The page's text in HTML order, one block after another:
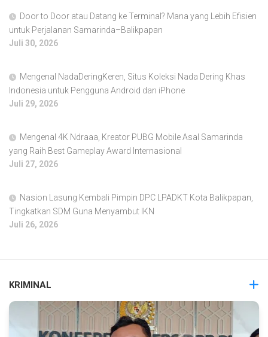
Door to Door atau Datang ke Terminal? Mana yang Lebih Efisien
untuk Perjalanan Samarinda–Balikpapan
Juli 30, 2026
Mengenal NadaDeringKeren, Situs Koleksi Nada Dering Khas
Indonesia untuk Pengguna Android dan iPhone
Juli 29, 2026
Mengenal 4K Ndraaa, Kreator PUBG Mobile Asal Samarinda
yang Raih Best Gameplay Award Internasional
Juli 27, 2026
Nasion Lasung Kembali Pimpin DPC LPADKT Kota Balikpapan,
Tingkatkan SDM Guna Menyambut IKN
Juli 26, 2026
KRIMINAL